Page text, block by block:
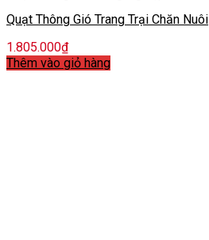
Quạt Thông Gió Trang Trại Chăn Nuôi
1.805.000₫
Thêm vào giỏ hàng